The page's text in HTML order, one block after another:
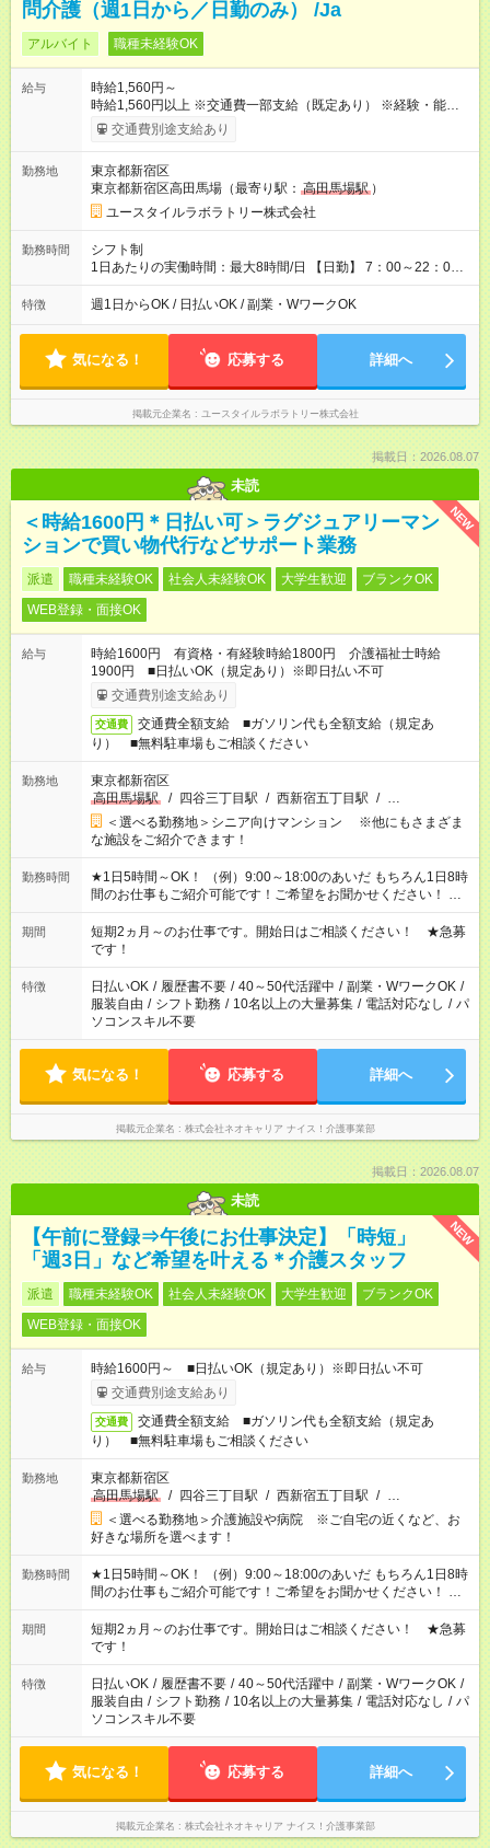
問介護（週1日から／日勤のみ） /Ja
アルバイト 職種未経験OK
給与
時給1,560円～
時給1,560円以上 ※交通費一部支給（既定あり） ※経験・能力を
考慮して決定します 【収入例】 週1回勤務の場合：1,560円×8時
間×4回=4万9,920円 週3回勤務の場合：1,560円×8時間×12回
9,600円 【試用期間】試用期間あり 試用期間の長さ：2ヶ月
※ 雇用形態と給与に、本採用時と異なる部分があります。 雇用
形態：本採用時と同じです。 給与：時給 1,230円以上
交通費別途支給あり
勤務地
東京都新宿区
東京都新宿区高田馬場（最寄り駅： 高田馬場駅 ）
ユースタイルラボラトリー株式会社
勤務時間
シフト制
1日あたりの実働時間：最大8時間/日 【日勤】 7：00～22：00
の間で8時間勤務（休憩時間は法定通り） ※週1日～OK ／ 夜勤
なし ＊＊ 勤務時間例 ＊＊ ■8時から17時 ■9時から18時 ■10
定（毎週同じ曜日勤務）
特徴 週1日からOK / 日払いOK / 副業・WワークOK
気になる！ 応募する 詳細へ
掲載元企業名 ユースタイルラボラトリー株式会社
掲載日：2026.08.07
未読
NEW
＜時給1600円＊日払い可＞ラグジュアリーマン
ションで買い物代行などサポート業務
派遣 職種未経験OK 社会人未経験OK 大学生歓迎
ブランクOK
WEB登録・面接OK
給与
時給1600円 有資格・有経験時給1800円 介護福祉士時給
1900円 ■日払いOK（規定あり）※即日払い不可
交通費別途支給あり
交通費
交通費全額支給 ■ガソリン代も全額支給（規定あ
り） ■無料駐車場もご相談ください
勤務地
東京都新宿区
高田馬場駅
/ 四谷三丁目駅 / 西新宿五丁目駅 / …
＜選べる勤務地＞シニア向けマンション ※他にもさまざま
な施設をご紹介できます！
勤務時間
★1日5時間～OK！ （例）9:00～18:00のあいだ もちろん1日8時
間のお仕事もご紹介可能です！ご希望をお聞かせください！ ★
家庭の都合でお休みが必要な場合も遠慮なくご相談ください。
※週最低15時間以上の勤務が必要です
期間
短期2ヵ月～のお仕事です。開始日はご相談ください！ ★急募
です！
特徴 日払いOK / 履歴書不要 / 40～50代活躍中 / 副業・WワークOK /
服装自由 / シフト勤務 / 10名以上の大量募集 / 電話対応なし / パ
ソコンスキル不要
気になる！ 応募する 詳細へ
掲載元企業名 株式会社ネオキャリア ナイス！介護事業部
掲載日：2026.08.07
未読
NEW
【午前に登録⇒午後にお仕事決定】「時短」
「週3日」など希望を叶える＊介護スタッフ
派遣 職種未経験OK 社会人未経験OK 大学生歓迎
ブランクOK
WEB登録・面接OK
給与
時給1600円～ ■日払いOK（規定あり）※即日払い不可
交通費別途支給あり
交通費
交通費全額支給 ■ガソリン代も全額支給（規定あ
り） ■無料駐車場もご相談ください
勤務地
東京都新宿区
高田馬場駅
/ 四谷三丁目駅 / 西新宿五丁目駅 / …
＜選べる勤務地＞介護施設や病院 ※ご自宅の近くなど、お
好きな場所を選べます！
勤務時間
★1日5時間～OK！ （例）9:00～18:00のあいだ もちろん1日8時
間のお仕事もご紹介可能です！ご希望をお聞かせください！ ※
週最低15時間以上の勤務が必要です
期間
短期2ヵ月～のお仕事です。開始日はご相談ください！ ★急募
です！
特徴 日払いOK / 履歴書不要 / 40～50代活躍中 / 副業・WワークOK /
服装自由 / シフト勤務 / 10名以上の大量募集 / 電話対応なし / パ
ソコンスキル不要
気になる！ 応募する 詳細へ
掲載元企業名 株式会社ネオキャリア ナイス！介護事業部